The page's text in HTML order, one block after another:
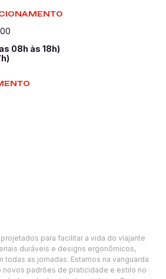
08h às 18h)
para facilitar a vida do viajante
duráveis e designs ergonômicos,
todas as jornadas. Estamos na vanguarda
novos padrões de praticidade e estilo no